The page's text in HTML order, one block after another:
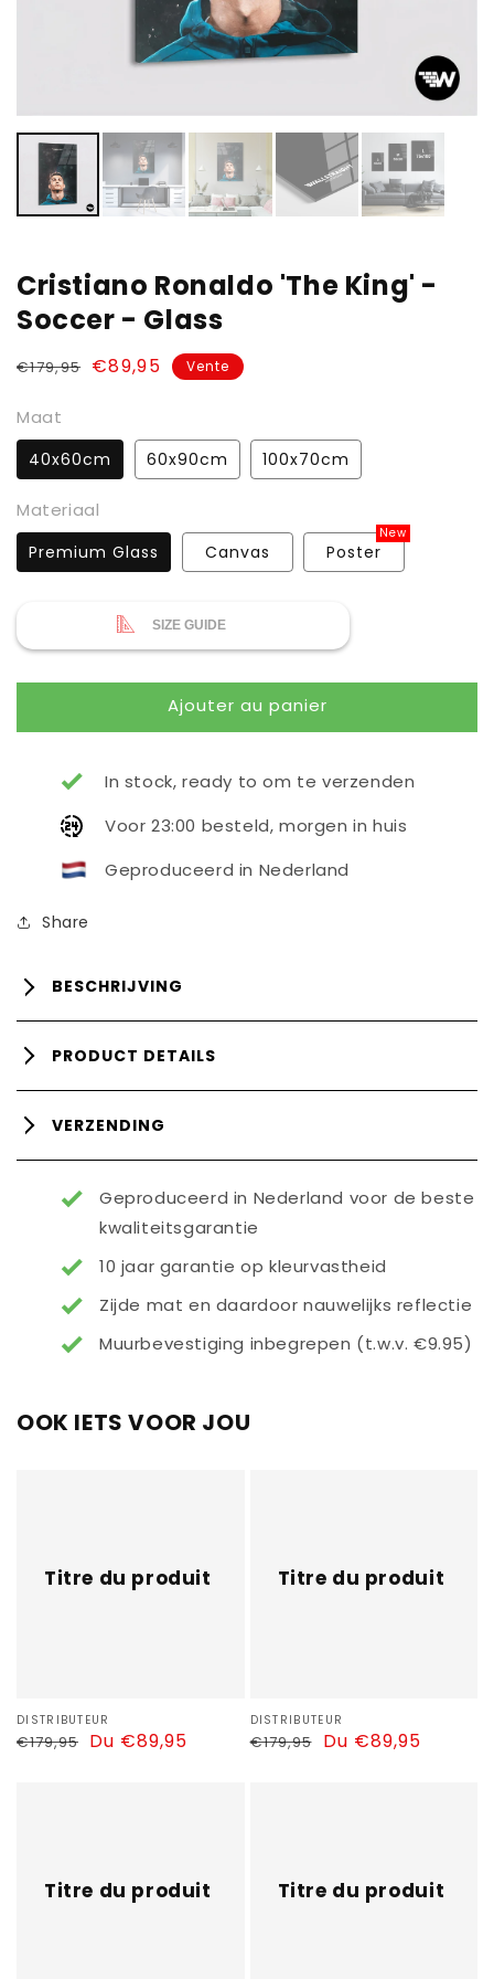
vue
de
la
galerie
Cristiano Ronaldo 'The King' -
Soccer - Glass
Prix
€179,95 Prix
€89,95 Vente
Maat
40x60cm 60x90cm 100x70cm
Materiaal
Premium Glass Canvas
New
Poster
SIZE GUIDE
Ajouter au panier
In stock, ready to om te verzenden
Voor 23:00 besteld, morgen in huis
Geproduceerd in Nederland
Share
BESCHRIJVING
PRODUCT DETAILS
VERZENDING
Geproduceerd in Nederland voor de beste
kwaliteitsgarantie
10 jaar garantie op kleurvastheid
Zijde mat en daardoor nauwelijks reflectie
Muurbevestiging inbegrepen (t.w.v. €9.95)
OOK IETS VOOR JOU
Titre du produit
Distributeur :
DISTRIBUTEUR
Prix
€179,95 Prix
Du €89,95
Titre du produit
Distributeur :
DISTRIBUTEUR
Prix
€179,95
Prix
Du €89,95
Titre du produit Titre du produit